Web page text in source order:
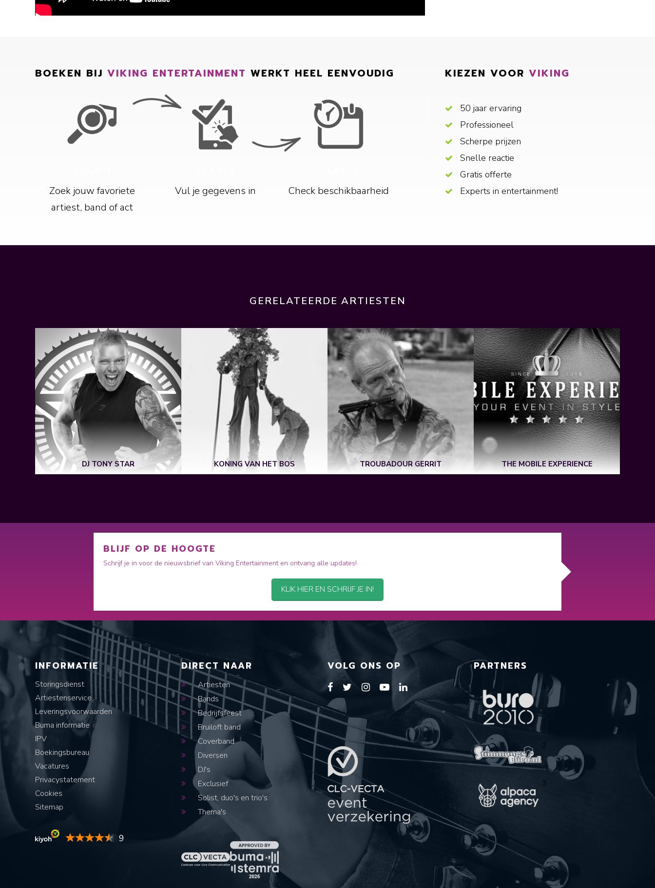
BOEKEN BIJ VIKING ENTERTAINMENT WERKT HEEL EENVOUDIG
Zoek jouw favoriete
artiest, band of act
Vul je gegevens in Check beschikbaarheid
KIEZEN VOOR VIKING
50 jaar ervaring
Professioneel
Scherpe prijzen
Snelle reactie
Gratis offerte
Experts in entertainment!
GERELATEERDE ARTIESTEN
DJ TONY STAR KONING VAN HET BOS TROUBADOUR GERRIT THE MOBILE EXPERIENCE
BLIJF OP DE HOOGTE
Schrijf je in voor de nieuwsbrief van Viking Entertainment en ontvang alle updates!
KLIK HIER EN SCHRIJF JE IN!
INFORMATIE
Storingsdienst
Artiestenservice
Leveringsvoorwaarden
Buma informatie
IPV
Boekingsbureau
Vacatures
Privacystatement
Cookies
Sitemap
9
DIRECT NAAR
Artiesten
Bands
Bedrijfsfeest
Bruiloft band
Coverband
Diversen
DJ's
Exclusief
Solist, duo's en trio's
Thema's
VOLG ONS OP PARTNERS
1
2
3